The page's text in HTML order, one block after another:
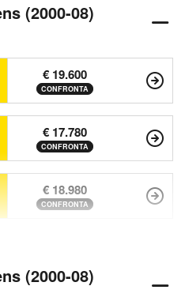
(2000-08)
€ 19.600
CONFRONTA
€ 17.780
CONFRONTA
€ 18.980
CONFRONTA
(2000-08)